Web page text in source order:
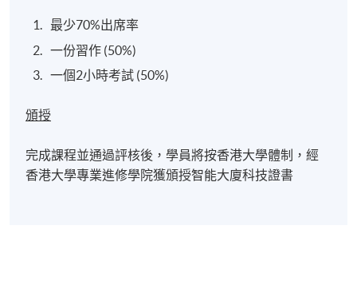
生物識別
人臉識別進行門禁控制
訪客統計和管理
最少70%出席率
一份習作 (50%)
一個2小時考試 (50%)
頒授
完成課程並通過評核後，學員將按香港大學體制，經
香港大學專業進修學院獲頒授智能大廈科技證書